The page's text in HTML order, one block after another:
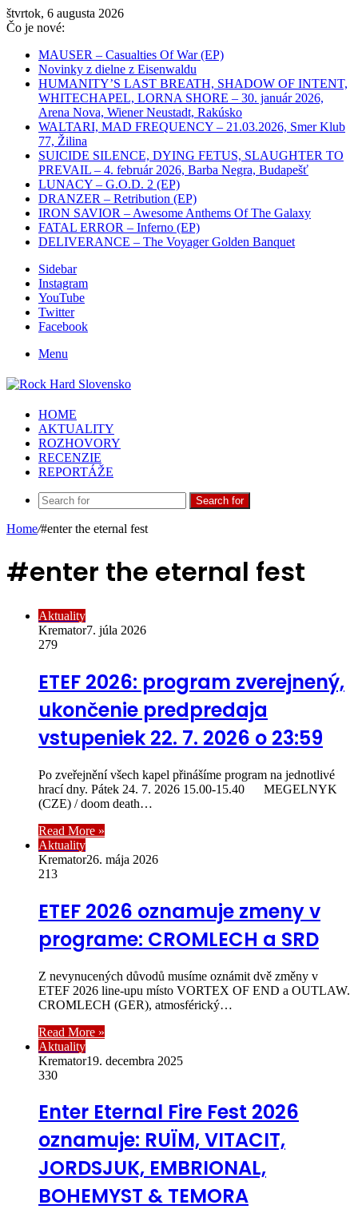
štvrtok, 6 augusta 2026
Čo je nové:
MAUSER – Casualties Of War (EP)
Novinky z dielne z Eisenwaldu
HUMANITY’S LAST BREATH, SHADOW OF INTENT,
WHITECHAPEL, LORNA SHORE – 30. január 2026,
Arena Nova, Wiener Neustadt, Rakúsko
WALTARI, MAD FREQUENCY – 21.03.2026, Smer Klub
77, Žilina
SUICIDE SILENCE, DYING FETUS, SLAUGHTER TO
PREVAIL – 4. február 2026, Barba Negra, Budapešť
LUNACY – G.O.D. 2 (EP)
DRANZER – Retribution (EP)
IRON SAVIOR – Awesome Anthems Of The Galaxy
FATAL ERROR – Inferno (EP)
DELIVERANCE – The Voyager Golden Banquet
Sidebar
Instagram
YouTube
Twitter
Facebook
Menu
HOME
AKTUALITY
ROZHOVORY
RECENZIE
REPORTÁŽE
Search for
Home/#enter the eternal fest
#enter the eternal fest
Aktuality
Kremator7. júla 2026
279
ETEF 2026: program zverejnený,
ukončenie predpredaja
vstupeniek 22. 7. 2026 o 23:59
Po zveřejnění všech kapel přinášíme program na jednotlivé
hrací dny. Pátek 24. 7. 2026 15.00-15.40 MEGELNYK
(CZE) / doom death…
Read More »
Aktuality
Kremator26. mája 2026
213
ETEF 2026 oznamuje zmeny v
programe: CROMLECH a SRD
Z nevynucených důvodů musíme oznámit dvě změny v
ETEF 2026 line-upu místo VORTEX OF END a OUTLAW.
CROMLECH (GER), atmosférický…
Read More »
Aktuality
Kremator19. decembra 2025
330
Enter Eternal Fire Fest 2026
oznamuje: RUÏM, VITACIT,
JORDSJUK, EMBRIONAL,
BOHEMYST & TEMORA